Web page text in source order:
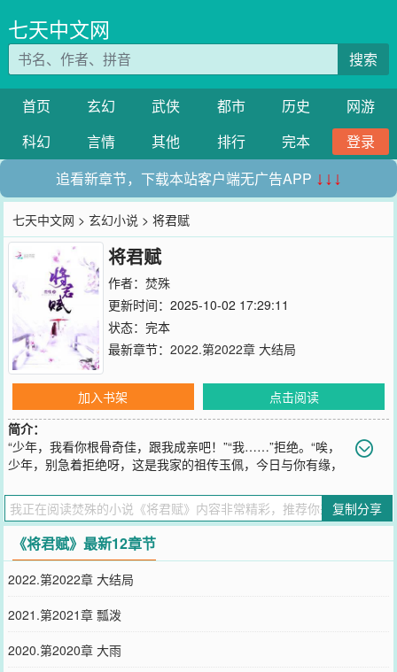
七天中文网
搜索
首页 玄幻 武侠 都市 历史
网游
科幻
言情 其他 排行 完本
登录
追看新章节，下载本站客户端无广告APP ↓↓↓
七天中文网 >玄幻小说 > 将君赋
将君赋
作者： 焚殊
更新时间：2025-10-02 17:29:11
状态：完本
最新章节： 2022.第2022章 大结局
加入书架
点击阅读
简介：
“少年，我看你根骨奇佳，跟我成亲吧！”“我……”拒绝。“唉，
少年，别急着拒绝呀，这是我家的祖传玉佩，今日与你有缘，
之后，棋局再开。一场棋逢对手的对决，又将鹿死谁手?传言……仙界
放出了个骗财骗色样样精通的人。某女：“扯淡，没有的事。”某男追
上来质问：“你当初骗婚骗色，还骗了我的心，你说怎么办?”“凉拌吧，
我挺喜欢的。
您要是觉得《
将君赋
的朋友推荐哦！
复制分享
《将君赋》最新12章节
2022.第2022章 大结局
2021.第2021章 瓢泼
2020.第2020章 大雨